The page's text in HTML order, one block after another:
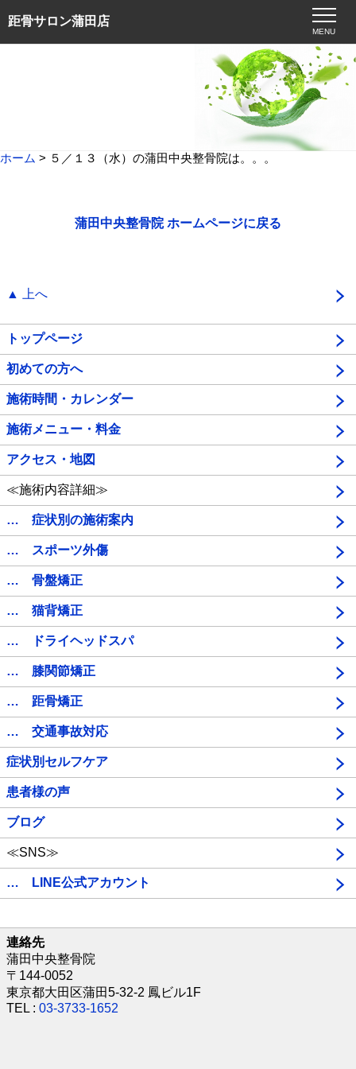
距骨サロン蒲田店
MENU
ホーム > ５／１３（水）の蒲田中央整骨院は。。。
蒲田中央整骨院 ホームページに戻る
▲ 上へ
トップページ
初めての方へ
施術時間・カレンダー
施術メニュー・料金
アクセス・地図
≪施術内容詳細≫
… 症状別の施術案内
… スポーツ外傷
… 骨盤矯正
… 猫背矯正
… ドライヘッドスパ
… 膝関節矯正
… 距骨矯正
… 交通事故対応
症状別セルフケア
患者様の声
ブログ
≪SNS≫
… LINE公式アカウント
連絡先
蒲田中央整骨院
〒144-0052
東京都大田区蒲田5-32-2 鳳ビル1F
TEL : 03-3733-1652